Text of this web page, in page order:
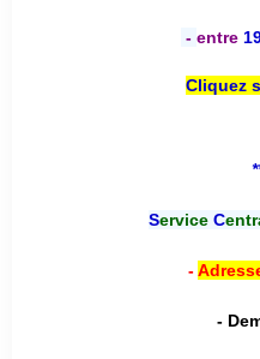
- entre
Cliquez
Service C
-
-